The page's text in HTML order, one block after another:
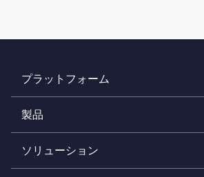
プラットフォーム
製品
ソリューション